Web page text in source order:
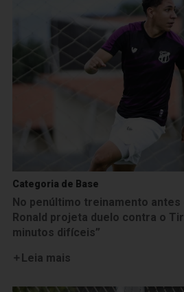
Categoria de Base
No penúltimo treinamento antes
Ronald projeta duelo contra o
minutos difíceis”
Leia mais